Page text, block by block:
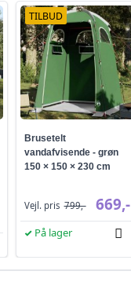
TILBUD
Brusetelt
vandafvisende - grøn
150 × 150 × 230 cm
Vejl. pris 799,- 669,-
På lager